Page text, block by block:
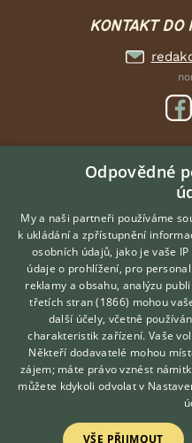
KONTAKT DO
Možnosti
Zpracování
Odpovědné
My a naši partneři používáme
k ukládání a zpřístupnění
osobních údajů, jako je vaše
údaje o prohlížení, pro
reklamy a obsahu, analýzu
třetích stran (1866) mohou
další účely, včetně
charakteristik zařízení. Vaše
Někteří dodavatelé mohou
zájem; máte právo vznést
můžete kdykoli odvolat v
VŠE PŘIJMOUT